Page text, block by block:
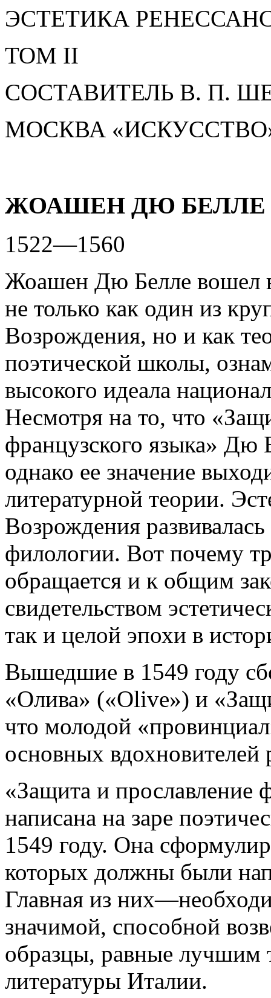
ЭСТЕТИКА
ТОМ II
СОСТАВИТЕЛЬ В. П.
МОСКВА
ЖОАШЕН ДЮ БЕЛЛЕ
1522—1560
Жоашен Дю Белле вошел
не только как один из
Возрождения, но и как
поэтической школы,
высокого идеала
Несмотря на то, что
французского языка» Дю
однако ее значение
литературной теории.
Возрождения
филологии. Вот почему
обращается и к общим
свидетельством
так и целой эпохи в
Вышедшие в 1549 году
«Олива» («Olive») и
что молодой
основных
«Защита и прославление
написана на заре
1549 году. Она
которых должны были
Главная из
значимой, способной
образцы, равные лучшим
литературы Италии.